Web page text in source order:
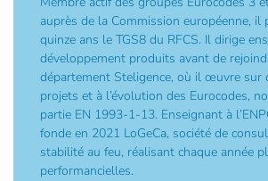
auprès de la Commission européenne, il
quinze ans le TGS8 du RFCS. Il dirige
développement produits avant de
département Steligence, où il œuvre sur
projets et à l’évolution des Eurocodes,
partie EN 1993-1-13. Enseignant à
fonde en 2021 LoGeCa, société de
stabilité au feu, réalisant chaque année
performancielles.